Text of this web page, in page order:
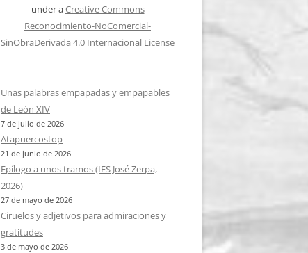
under aCreative Commons
Reconocimiento-NoComercial-
SinObraDerivada 4.0 Internacional License
Unas palabras empapadas y empapables
de León XIV
7 de julio de 2026
Atapuercostop
21 de junio de 2026
Epílogo a unos tramos (IES José Zerpa,
2026)
27 de mayo de 2026
Ciruelos y adjetivos para admiraciones y
gratitudes
3 de mayo de 2026